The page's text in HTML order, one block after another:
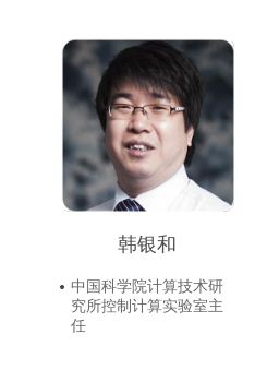
韩银和
中国科学院计算技术研
究所控制计算实验室主
任